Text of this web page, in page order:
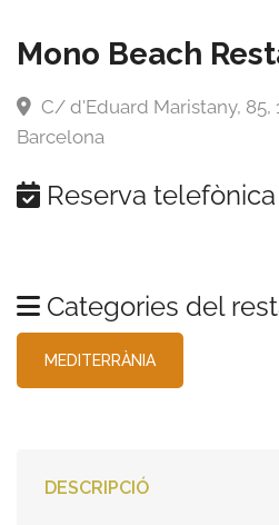
Mono Beach
C/ d'Eduard Maristany, 85,
Barcelona
Reserva telefònica
Categories del
MEDITERRÀNIA
DESCRIPCIÓ